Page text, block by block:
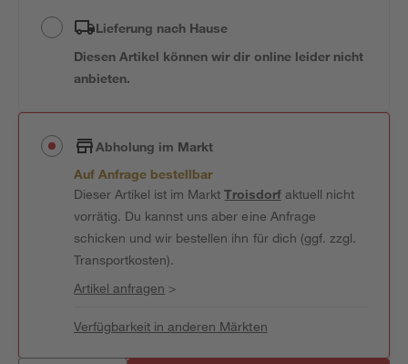
Lieferung nach Hause
Diesen Artikel können wir dir online leider nicht
anbieten.
Abholung im Markt
Auf Anfrage bestellbar
Dieser Artikel ist im MarktTroisdorfaktuell nicht
vorrätig. Du kannst uns aber eine Anfrage
schicken und wir bestellen ihn für dich (ggf. zzgl.
Transportkosten).
Artikel anfragen >
Verfügbarkeit in anderen Märkten